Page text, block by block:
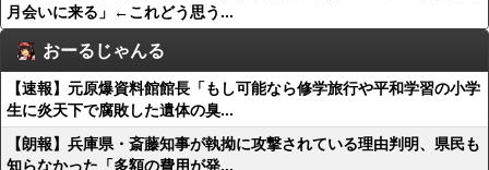
月会いに来る」←これどう思う...
おーるじゃんる
【速報】元原爆資料館館長「もし可能なら修学旅行や平和学習の小学
生に炎天下で腐敗した遺体の臭...
【朗報】兵庫県・斎藤知事が執拗に攻撃されている理由判明、県民も
知らなかった「多額の費用が発...